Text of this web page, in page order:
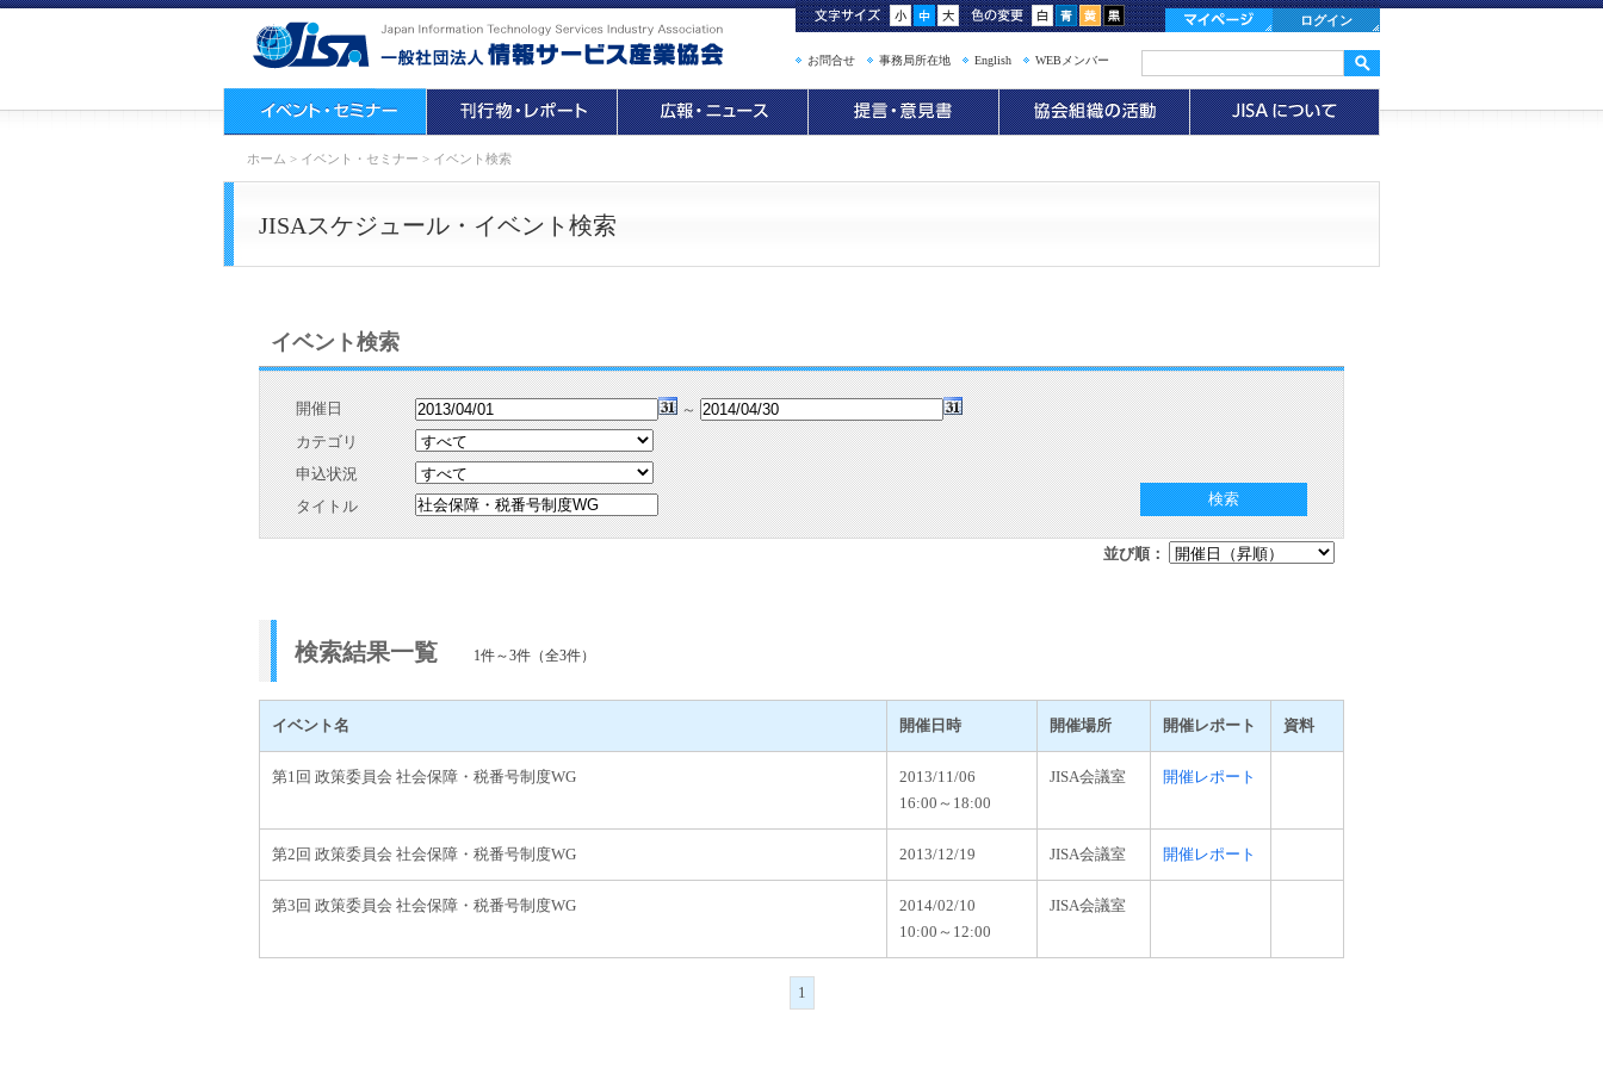
ログイン
お問合せ 事務局所在地 English WEBメンバー
ホーム > イベント・セミナー > イベント検索
JISAスケジュール・イベント検索
イベント検索
開催日
～
カテゴリ
申込状況
タイトル
検索
並び順：
検索結果一覧 1件～3件（全3件）
イベント名 開催日時 開催場所 開催レポート 資料
第1回 政策委員会 社会保障・税番号制度WG
2013/11/06
16:00～18:00
JISA会議室 開催レポート
第2回 政策委員会 社会保障・税番号制度WG 2013/12/19 JISA会議室 開催レポート
第3回 政策委員会 社会保障・税番号制度WG
2014/02/10
10:00～12:00
JISA会議室
1